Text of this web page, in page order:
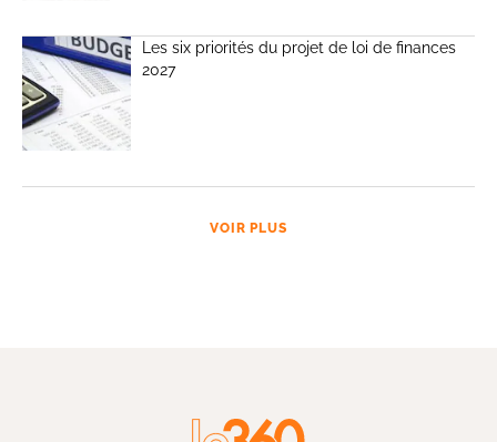
Les six priorités du projet de loi de finances
2027
VOIR PLUS